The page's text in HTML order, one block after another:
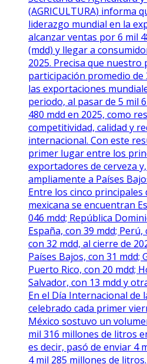
(AGRICULTURA) informa
liderazgo mundial en la
alcanzar ventas por 6 mil
(mdd) y llegar a
2025. Precisa que nuestro
participación promedio
las exportaciones
periodo, al pasar de 5 mil
480 mdd en 2025, como
competitividad, calidad y
internacional. Con este
primer lugar entre los
exportadores de cerveza
ampliamente a Países
Entre los cinco principales
mexicana se encuentran
046 mdd; República
España, con 39 mdd;
con 32 mdd, al cierre de
Países Bajos, con 31 mdd;
Puerto Rico, con 20 mdd;
Salvador, con 13 mdd y
En el Día Internacional de
celebrado cada primer
México sostuvo un
mil 316 millones de litros
es decir, pasó de enviar 4
4 mil 285 millones de